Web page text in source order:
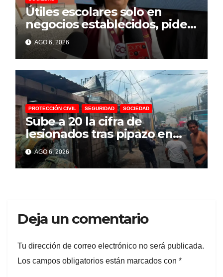
Útiles escolares solo en
negocios establecidos, pide
la Profeco a padres de
familia
AGO 6, 2026
PROTECCIÓN CIVIL SEGURIDAD SOCIEDAD
Sube a 20 la cifra de
lesionados tras pipazo en
Cuernavaca
AGO 6, 2026
Deja un comentario
Tu dirección de correo electrónico no será publicada.
Los campos obligatorios están marcados con *